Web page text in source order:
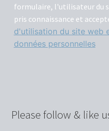
formulaire, l'utilisateur du
pris connaissance et
d'utilisation du site web
données personnelles
Please follow & like